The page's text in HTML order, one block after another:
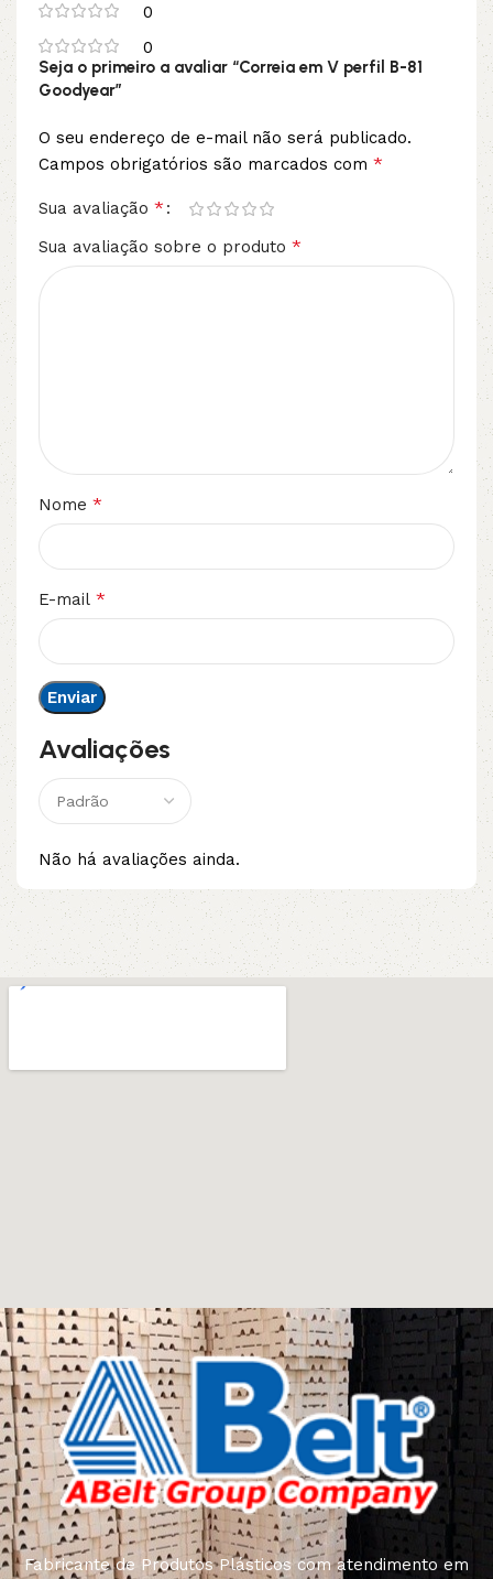
0
0
Avaliações
Não há avaliações ainda.
Seja o primeiro a avaliar “Correia em V perfil B-81
Goodyear”
O seu endereço de e-mail não será publicado.
Campos obrigatórios são marcados com *
Sua avaliação *
Sua avaliação sobre o produto *
Nome *
E-mail *
Fabricante de Produtos Plásticos com atendimento em